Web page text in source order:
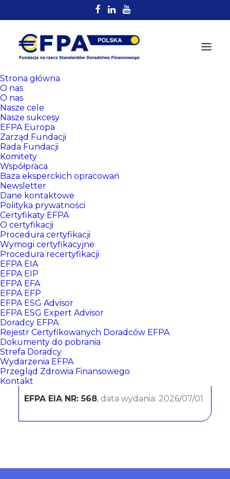
Strona główna
O nas
O nas
Nasze cele
Nasze sukcesy
EFPA Europa
Zarząd Fundacji
Rada Fundacji
Komitety
Współpraca
Baza eksperckich opracowań
Newsletter
Dane kontaktowe
Polityka prywatności
Certyfikaty EFPA
O certyfikacji
Procedura certyfikacji
Wymogi certyfikacyjne
Procedura recertyfikacji
EFPA EIA
EFPA EIP
EFPA EFA
EFPA EFP
EFPA ESG Advisor
EFPA ESG Expert Advisor
Doradcy EFPA
Rejestr Certyfikowanych Doradców EFPA
Dokumenty do pobrania
Strefa Doradcy
Wydarzenia EFPA
Przegląd Zdrowia Finansowego
Kontakt
Rejestr
Certyfikowanych
Doradców EFPA
Beata Harasimowicz
CERTYFIKATY:
EFPA EIA NR: 568
EFPA EIA NR: 568, data wydania: 2026/07/01